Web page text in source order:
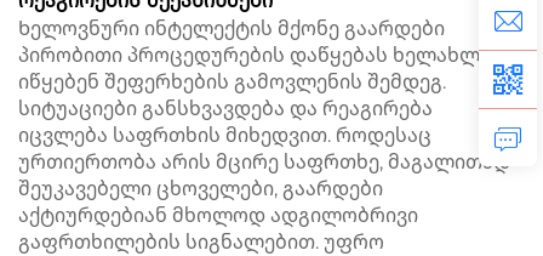
Ხელოვნური ინტელექტის მქონე გაარდები
პირობითი პროცედურების დაწყებას ხელახლა
იწყებენ შეფერხების გამოვლენის შემდეგ.
სიტუაციები განსხვავდება და რეაგირება
იცვლება საფრთხის მიხედვით. როდესაც
ურთიერთობა არის მცირე საფრთხე, მაგალითად
შეუკავებელი ცხოველები, გაარდები
აქტიურდებიან მხოლოდ ადგილობრივი
გაფრთხილების სიგნალებით. უფრო